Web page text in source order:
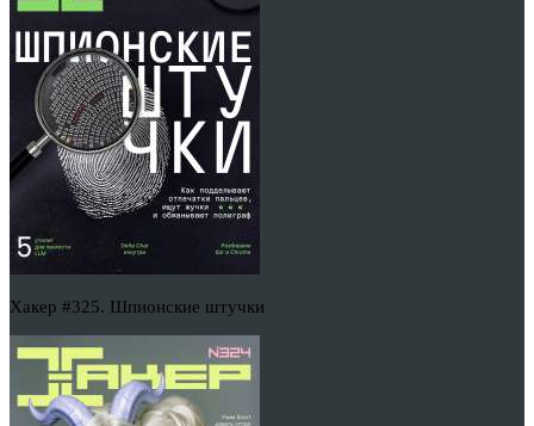
Хакер #325. Шпионские штучки